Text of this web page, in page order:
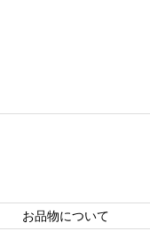
お品物について